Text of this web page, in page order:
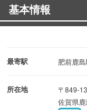
基本情報
最寄駅 肥前鹿
所在地
〒849-
佐賀県